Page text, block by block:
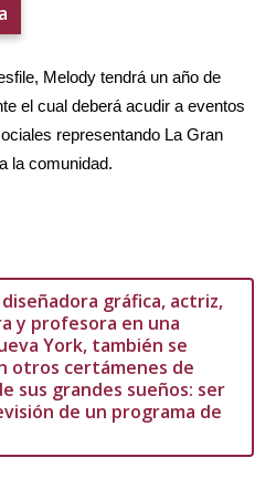
Melody tendrá un año de
el cual deberá acudir a eventos
representando La Gran
la comunidad.
gráfica, actriz,
y profesora en una
York, también se
otros certámenes de
sus grandes sueños: ser
de un programa de